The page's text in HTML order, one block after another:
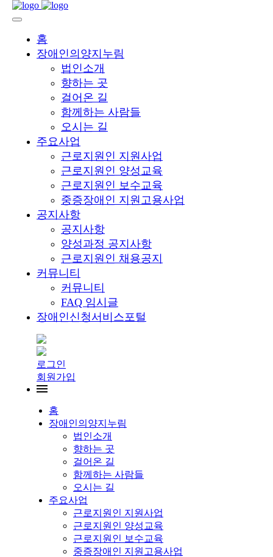
홈
장애인의양지누림
법인소개
향하는 곳
걸어온 길
함께하는 사람들
오시는 길
주요사업
근로지원인 지원사업
근로지원인 양성교육
근로지원인 보수교육
중증장애인 지원고용사업
공지사항
공지사항
양성과정 공지사항
근로지원인 채용공지
커뮤니티
커뮤니티
FAQ 임시글
장애인신청서비스포털
로그인
회원가입
홈
장애인의양지누림
법인소개
향하는 곳
걸어온 길
함께하는 사람들
오시는 길
주요사업
근로지원인 지원사업
근로지원인 양성교육
근로지원인 보수교육
중증장애인 지원고용사업